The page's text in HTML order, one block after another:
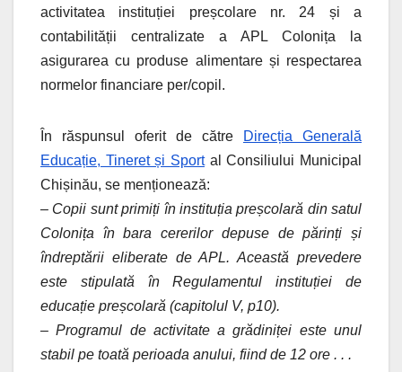
activitatea instituției preșcolare nr. 24 și a
contabilității centralizate a APL Colonița la
asigurarea cu produse alimentare și respectarea
normelor financiare per/copil.
În răspunsul oferit de către
Direcția Generală
Educație, Tineret și Sportal Consiliului Municipal
Chișinău, se menționează:
– Copii sunt primiți în instituția preșcolară din satul
Colonița în bara cererilor depuse de părinți și
îndreptării eliberate de APL. Această prevedere
este stipulată în Regulamentul instituției de
educație preșcolară (capitolul V, p10).
– Programul de activitate a grădiniței este unul
stabil pe toată perioada anului, fiind de 12 ore . . .